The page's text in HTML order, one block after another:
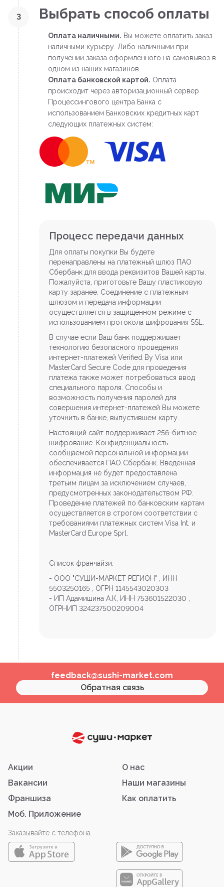
3 Выбрать способ оплаты
Оплата наличными. Вы можете оплатить заказ
наличными курьеру. Либо наличными при
получении заказа оформленного на самовывоз в
одном из наших магазинов.
Оплата банковской картой. Оплата
происходит через авторизационный сервер
Процессингового центра Банка с
использованием Банковских кредитных карт
следующих платежных систем:
Процесс передачи данных
Для оплаты покупки Вы будете
перенаправлены на платежный шлюз ПАО
Сбербанк для ввода реквизитов Вашей карты.
Пожалуйста, приготовьте Вашу пластиковую
карту заранее. Соединение с платежным
шлюзом и передача информации
осуществляется в защищенном режиме с
использованием протокола шифрования SSL.
В случае если Ваш банк поддерживает
технологию безопасного проведения
интернет-платежей Verified By Visa или
MasterCard Secure Code для проведения
платежа также может потребоваться ввод
специального пароля. Способы и
возможность получения паролей для
совершения интернет-платежей Вы можете
уточнить в банке, выпустившем карту.
Настоящий сайт поддерживает 256-битное
шифрование. Конфиденциальность
сообщаемой персональной информации
обеспечивается ПАО Сбербанк. Введенная
информация не будет предоставлена
третьим лицам за исключением случаев,
предусмотренных законодательством РФ.
Проведение платежей по банковским картам
осуществляется в строгом соответствии с
требованиями платежных систем Visa Int. и
MasterCard Europe Sprl.
Список франчайзи:
- ООО "СУШИ-МАРКЕТ РЕГИОН" , ИНН
5503250165 , ОГРН 1145543020303
- ИП Адамишина А.К, ИНН 753601522030 ,
ОГРНИП 324237500209004
feedback@sushi-market.com
Обратная связь
Акции
О нас
Вакансии
Наши магазины
Франшиза
Как оплатить
Моб. Приложение
Заказывайте с телефона